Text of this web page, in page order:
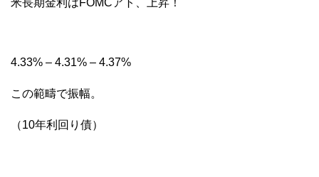
4.33% – 4.31% – 4.37%
この範疇で振幅。
（10年利回り債）